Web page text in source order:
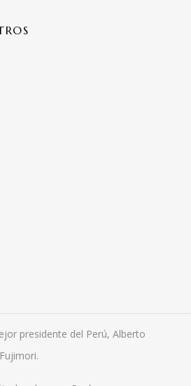
presidente del Perú, Alberto
Fujimori.